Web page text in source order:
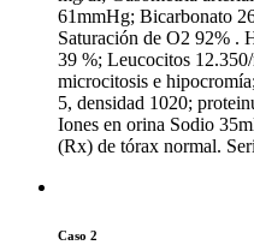
61mmHg; Bicarbonato
Saturación de O2 92% .
39 %; Leucocitos
microcitosis e
5, densidad 1020;
Iones en orina Sodio
(Rx) de tórax normal.
Caso 2